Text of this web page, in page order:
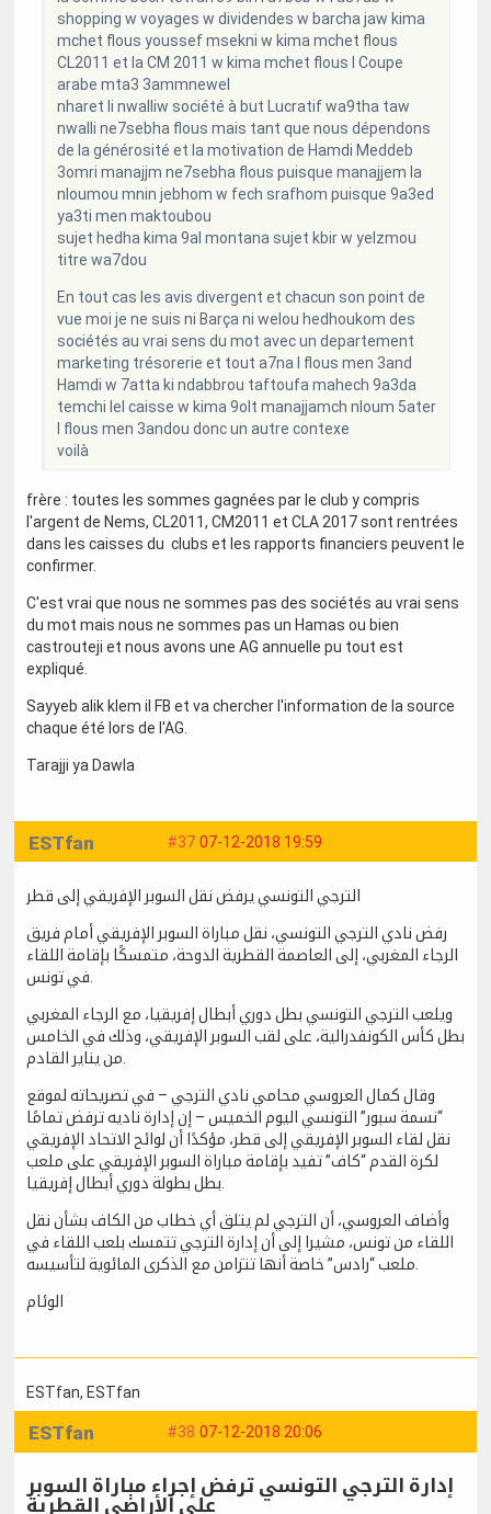
shopping w voyages w dividendes w barcha jaw kima
mchet flous youssef msekni w kima mchet flous
CL2011 et la CM 2011 w kima mchet flous l Coupe
arabe mta3 3ammnewel
nharet li nwalliw société à but Lucratif wa9tha taw
nwalli ne7sebha flous mais tant que nous dépendons
de la générosité et la motivation de Hamdi Meddeb
3omri manajjm ne7sebha flous puisque manajjem la
nloumou mnin jebhom w fech srafhom puisque 9a3ed
ya3ti men maktoubou
sujet hedha kima 9al montana sujet kbir w yelzmou
titre wa7dou
En tout cas les avis divergent et chacun son point de
vue moi je ne suis ni Barça ni welou hedhoukom des
sociétés au vrai sens du mot avec un departement
marketing trésorerie et tout a7na l flous men 3and
Hamdi w 7atta ki ndabbrou taftoufa mahech 9a3da
temchi lel caisse w kima 9olt manajjamch nloum 5ater
l flous men 3andou donc un autre contexe
voilà
frère : toutes les sommes gagnées par le club y compris
l'argent de Nems, CL2011, CM2011 et CLA 2017 sont rentrées
dans les caisses du clubs et les rapports financiers peuvent le
confirmer.
C'est vrai que nous ne sommes pas des sociétés au vrai sens
du mot mais nous ne sommes pas un Hamas ou bien
castrouteji et nous avons une AG annuelle pu tout est
expliqué.
Sayyeb alik klem il FB et va chercher l'information de la source
chaque été lors de l'AG.
Tarajji ya Dawla
#37 07-12-2018 19:59
ESTfan
الترجي التونسي يرفض نقل السوبر الإفريقي إلى قطر
رفض نادي الترجي التونسي، نقل مباراة السوبر الإفريقي أمام فريق
الرجاء المغربي، إلى العاصمة القطرية الدوحة، متمسكًا بإقامة اللقاء
في تونس.
ويلعب الترجي التونسي بطل دوري أبطال إفريقيا، مع الرجاء المغربي
بطل كأس الكونفدرالية، على لقب السوبر الإفريقي، وذلك في الخامس
من يناير القادم.
وقال كمال العروسي محامي نادي الترجي – في تصريحاته لموقع
“نسمة سبور” التونسي اليوم الخميس – إن إدارة ناديه ترفض تمامًا
نقل لقاء السوبر الإفريقي إلى قطر، مؤكدًا أن لوائح الاتحاد الإفريقي
لكرة القدم “كاف” تفيد بإقامة مباراة السوبر الإفريقي على ملعب
بطل بطولة دوري أبطال إفريقيا.
وأضاف العروسي، أن الترجي لم يتلق أي خطاب من الكاف بشأن نقل
اللقاء من تونس، مشيرا إلى أن إدارة الترجي تتمسك بلعب اللقاء في
ملعب “رادس” خاصة أنها تتزامن مع الذكرى المائوية لتأسيسه.
الوئام
ESTfan, ESTfan
#38 07-12-2018 20:06
ESTfan
إدارة الترجي التونسي ترفض إجراء مباراة السوبر
على الأراضي القطرية